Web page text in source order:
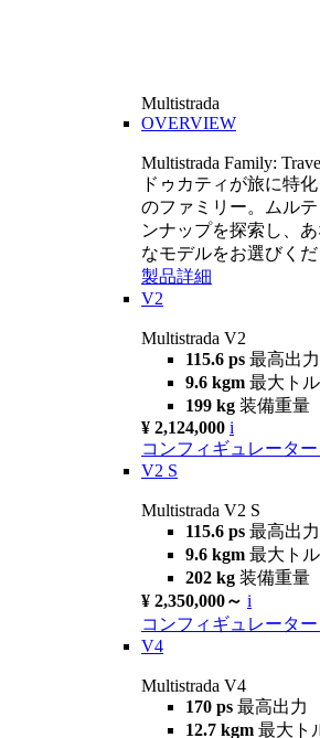
Multistrada
OVERVIEW
Multistrada Family:
ドゥカティが旅に特
のファミリー。ムル
ンナップを探索し、
なモデルをお選びくだ
製品詳細
V2
Multistrada V2
115.6 ps 最高出力
9.6 kgm 最大ト
199 kg 装備重量
¥ 2,124,000 i
コンフィギュレーター
V2 S
Multistrada V2 S
115.6 ps 最高出力
9.6 kgm 最大ト
202 kg 装備重量
¥ 2,350,000～ i
コンフィギュレーター
V4
Multistrada V4
170 ps 最高出力
12.7 kgm 最大ト